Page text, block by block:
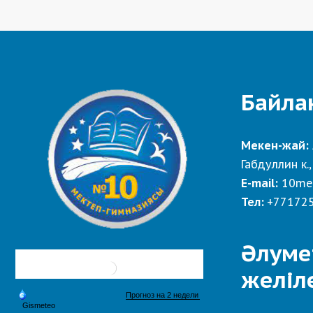
Мекен-жай:
Габдуллин
E-mail:
Тел: